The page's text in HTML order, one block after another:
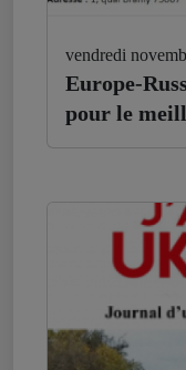
vendredi
Europe-
pour le